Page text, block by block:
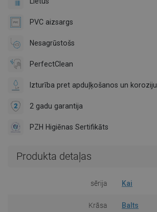
PVC aizsargs
Nesagrūstošs
PerfectClean
Izturība pret apduļķošanos un koroziju
2 gadu garantija
PZH Higiēnas Sertifikāts
Produkta detaļas
sērija Kai
Krāsa Balts